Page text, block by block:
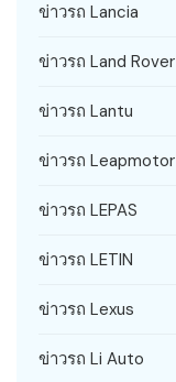
ข่าวรถ Lancia
ข่าวรถ Land Rover
ข่าวรถ Lantu
ข่าวรถ Leapmotor
ข่าวรถ LEPAS
ข่าวรถ LETIN
ข่าวรถ Lexus
ข่าวรถ Li Auto